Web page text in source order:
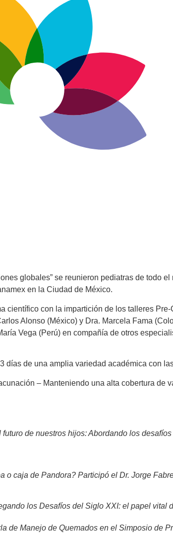
globales” se reunieron pediatras de todo
en la Ciudad de México.
con la impartición de los talleres
Alonso (México) y Dra. Marcela Fama
Vega (Perú) en compañía de otros
de una amplia variedad académica con
– Manteniendo una alta cobertura de
de nuestros hijos: Abordando los
caja de Pandora? Participó el Dr. Jorge
los Desafíos del Siglo XXI: el papel vital
de Manejo de Quemados en el Simposio de